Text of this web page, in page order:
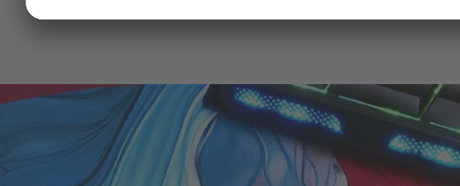
(attuale)